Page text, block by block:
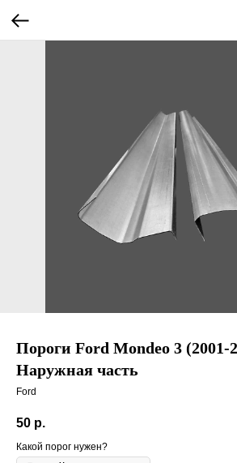
Пороги Ford Mondeo 3 (2001-
Наружная часть
Ford
50 р.
Какой порог нужен?